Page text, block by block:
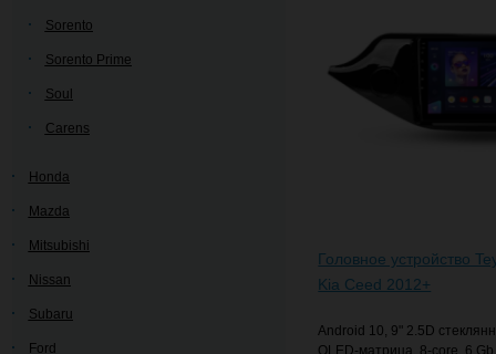
Sorento
Sorento Prime
Soul
Carens
Honda
Mazda
Mitsubishi
Nissan
Subaru
Ford
Головное устройство
Kia Ceed 2012+
Android 10, 9" 2.5D
QLED-матрица, 8-core, 6